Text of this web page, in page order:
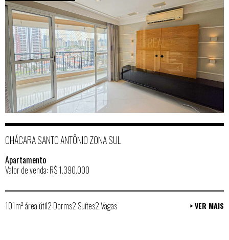
CHÁCARA SANTO ANTÔNIO ZONA SUL
Apartamento
Valor de venda: R$ 1.390.000
101m² área útil2 Dorms2 Suítes2 Vagas > VER MAIS